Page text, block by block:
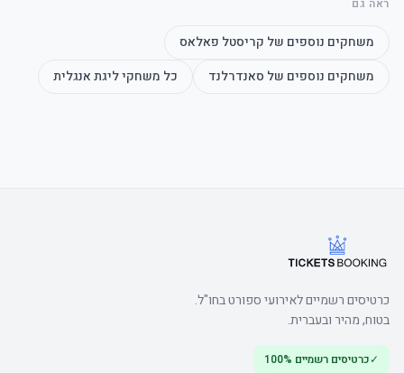
ראה גם
משחקים נוספים של קריסטל פאלאס
משחקים נוספים של סאנדרלנד כל משחקיליגת אנגלית
כרטיסים רשמיים לאירועי ספורט בחו"ל.
בטוח, מהיר ובעברית.
✓כרטיסים רשמיים 100%